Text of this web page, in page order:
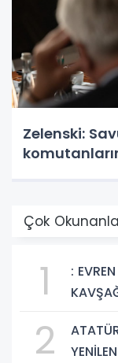
Zelenski:
Çok
1
:
2